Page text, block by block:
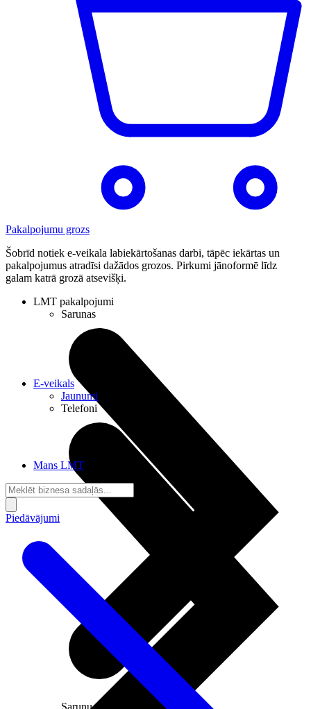
Pakalpojumu grozs
Šobrīd notiek e-veikala labiekārtošanas darbi, tāpēc iekārtas un
pakalpojumus atradīsi dažādos grozos. Pirkumi jānoformē līdz
galam katrā grozā atsevišķi.
LMT pakalpojumi
Sarunas
Sarunu pieslēgumi
E-veikals
Jaunumi
Telefoni
Mans LMT
Piedāvājumi